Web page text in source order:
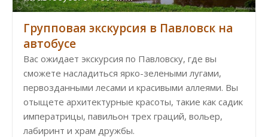
Групповая экскурсия в Павловск на
автобусе
Вас ожидает экскурсия по Павловску, где вы
сможете насладиться ярко-зелеными лугами,
первозданными лесами и красивыми аллеями. Вы
отыщете архитектурные красоты, такие как садик
императрицы, павильон трех граций, вольер,
лабиринт и храм дружбы.